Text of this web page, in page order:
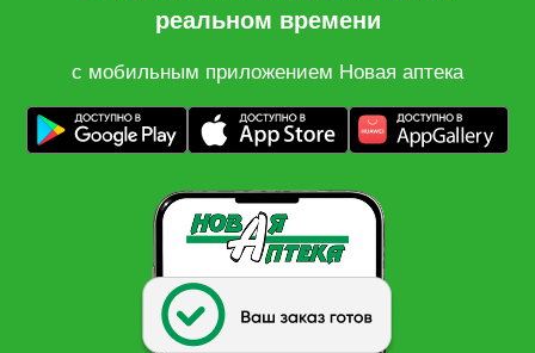
реальном времени
с мобильным приложением Новая аптека